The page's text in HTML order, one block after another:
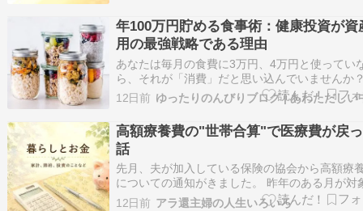
「医療費全額（10割）負担」となる恐れがあり
す。【マイナ保険証】“紙”のままだと8月か…
年100万円貯める食事術：健康投資が資
用の最強戦略である理由
あなたは毎月の食費に3万円、4万円と使ってい
ら、それが「消費」だと思い込んでいませんか
は、食事管理こそが最高リターンの投資です。
万円貯める会社員たちが共通して実践している
術は、単なる節約ではなく、医療費削減と生産
上を同時に実現する資産運用戦略なのです。
12日前
高額療養費の"世帯合算"で医療費が戻
話
先月、夫が加入している保険の協会から高額療
についての通知がきました。 昨年のある月が対
で、医療費が戻るかもしれないから申告してく
12日前 アラ還主婦の人生いろいろ